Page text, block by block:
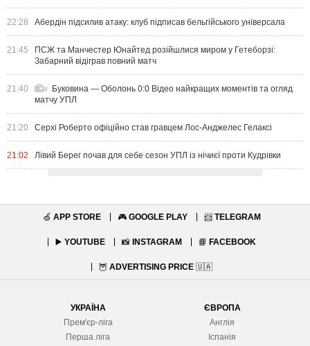
22:28 Абердін підсилив атаку: клуб підписав бельгійського універсала
21:45
ПСЖ та Манчестер Юнайтед розійшлися миром у Гетеборзі:
Забарний відіграв повний матч
21:40
Буковина — Оболонь 0:0 Відео найкращих моментів та огляд
матчу УПЛ
21:20 Серхі Роберто офіційно став гравцем Лос-Анджелес Гелаксі
21:02 Лівий Берег почав для себе сезон УПЛ із нічиєї проти Кудрівки
🍏 APP STORE 🎮 GOOGLE PLAY 📨 TELEGRAM
▶️ YOUTUBE 📸 INSTAGRAM 📘 FACEBOOK
🦉 ADVERTISING PRICE 🇺🇦
УКРАЇНА
Прем'єр-ліга
Перша ліга
ЄВРОПА
Англія
Іспанія